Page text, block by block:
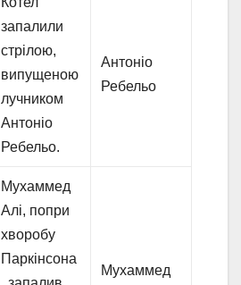
запалили
стрілою,
випущеною
лучником
Антоніо
Ребельо.
Антоніо
Ребельо
Мухаммед
Алі, попри
хворобу
Паркінсона
Мухаммед